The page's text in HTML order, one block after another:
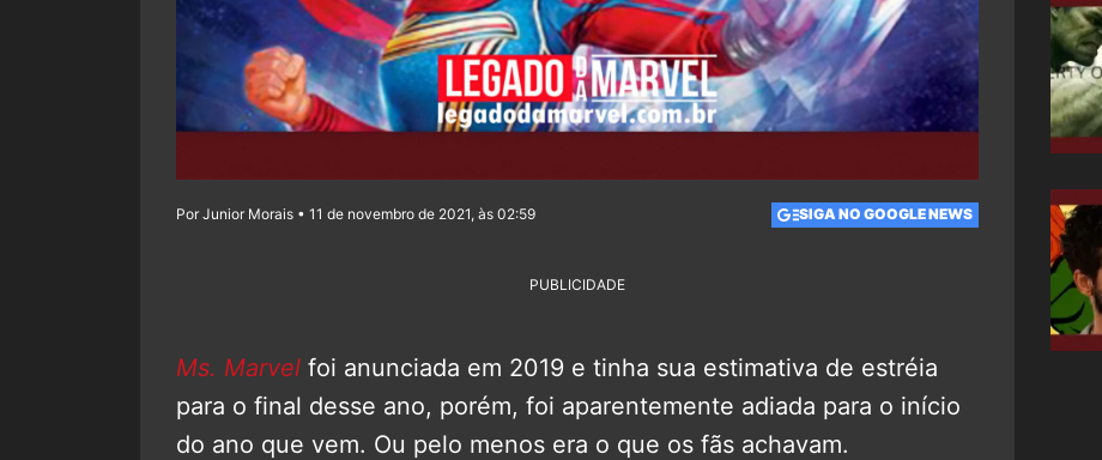
Por Junior Morais • 11 de novembro de 2021, às 02:59 SIGA NO GOOGLE NEWS
PUBLICIDADE
Ms. Marvel foi anunciada em 2019 e tinha sua estimativa de estréia
para o final desse ano, porém, foi aparentemente adiada para o início
do ano que vem. Ou pelo menos era o que os fãs achavam.